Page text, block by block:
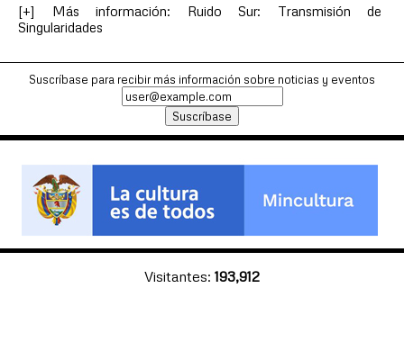
[+] Más información: Ruido Sur: Transmisión de
Singularidades
Suscríbase para recibir más información sobre noticias y eventos
Visitantes: 193,912